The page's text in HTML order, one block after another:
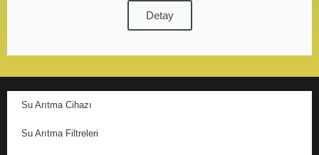
Detay
Su Arıtma Cihazı
Su Arıtma Filtreleri